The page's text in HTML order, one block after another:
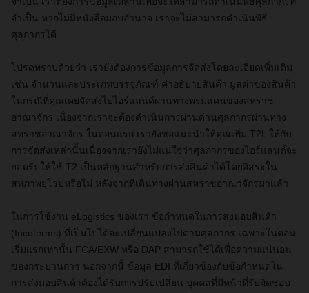
จำเป็น หากไม่มีหนังสือมอบอำนาจ เราจะไม่สามารถดำเนินพิธี
ศุลกากรได้
โปรดทราบด้วยว่า เรายังต้องการข้อมูลการจัดส่งโดยละเอียดเพิ่มเติม
เช่น จำนวนและประเภทบรรจุภัณฑ์ คำอธิบายสินค้า มูลค่าของสินค้า
ในกรณีที่คุณเคยจัดส่งไปไอร์แลนด์ผ่านทางพรมแดนของสหราช
อาณาจักร เนื่องจากเราจะต้องดำเนินการผ่านด่านศุลกากรผ่านทาง
สหราชอาณาจักร ในตอนแรก เรายังขอแนะนำให้คุณเพิ่ม T2L ให้กับ
การจัดส่งเหล่านั้นเนื่องจากเรายังไม่แน่ใจว่าศุลกากรของไอร์แลนด์จะ
ยอมรับให้ใช้ T2 เป็นหลักฐานสำหรับการส่งสินค้าได้โดยอิสระใน
สหภาพยุโรปหรือไม่ หลังจากที่เดินทางผ่านสหราชอาณาจักรมาแล้ว
ในการใช้งาน eLogistics ของเรา ข้อกำหนดในการส่งมอบสินค้า
(Incoterms) ที่เป็นไปได้จะเปลี่ยนแปลงไปตามศุลกากร เฉพาะในตอน
เริ่มแรกเท่านั้น FCA/EXW หรือ DAP สามารถใช้ได้เพื่อความแน่นอน
ของกระบวนการ นอกจากนี้ ข้อมูล EDI ที่เกี่ยวข้องกับข้อกำหนดใน
การส่งมอบสินค้าต้องได้รับการปรับเปลี่ยน บุคคลที่มีหน้าที่รับผิดชอบ